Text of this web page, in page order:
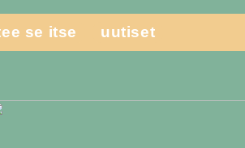
se itse uutiset